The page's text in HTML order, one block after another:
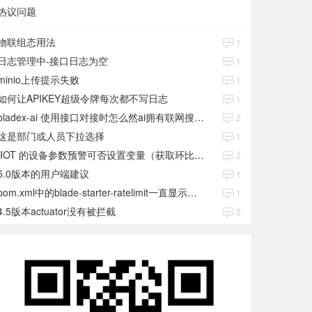
议问题
联组态用法 1
志管理中-接口日志为空 1
上传提示失败 1
何让APIKEY超级令牌每次都不写日志 1
bladex-ai 使用接口对接时怎么然ai拥有联网搜索功能 2
是部门或人员下拉选择 1
IIOT 的设备参数预警可否设置变量（获取环比数值） 2
版本的用户端建议 1
pom.xml中的blade-starter-ratelimit一直显示红色 1
版本actuator没有被拦截 2